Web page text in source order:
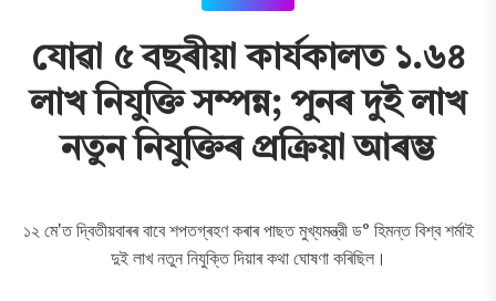
যোৱা ৫ বছৰীয়া কাৰ্যকালত ১.৬৪
লাখ নিযুক্তি সম্পন্ন; পুনৰ দুই লাখ
নতুন নিযুক্তিৰ প্ৰক্ৰিয়া আৰম্ভ
১২ মে'ত দ্বিতীয়বাৰৰ বাবে শপতগ্ৰহণ কৰাৰ পাছত মুখ্যমন্ত্রী ড° হিমন্ত বিশ্ব শর্মাই
দুই লাখ নতুন নিযুক্তি দিয়াৰ কথা ঘোষণা কৰিছিল।